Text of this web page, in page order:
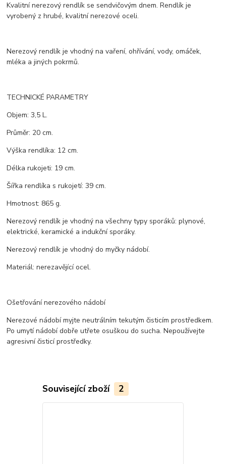
Kvalitní nerezový rendlík se sendvičovým dnem. Rendlík je
vyrobený z hrubé, kvalitní nerezové oceli.
Nerezový rendlík je vhodný na vaření, ohřívání, vody, omáček,
mléka a jiných pokrmů.
TECHNICKÉ PARAMETRY
Objem: 3,5 L.
Průměr: 20 cm.
Výška rendlíka: 12 cm.
Délka rukojeti: 19 cm.
Šířka rendlíka s rukojetí: 39 cm.
Hmotnost: 865 g.
Nerezový rendlík je vhodný na všechny typy sporáků: plynové,
elektrické, keramické a indukční sporáky.
Nerezový rendlík je vhodný do myčky nádobí.
Materiál: nerezavějící ocel.
Ošetřování nerezového nádobí
Nerezové nádobí myjte neutrálním tekutým čisticím prostředkem.
Po umytí nádobí dobře utřete osuškou do sucha. Nepoužívejte
agresivní čisticí prostředky.
Související zboží 2